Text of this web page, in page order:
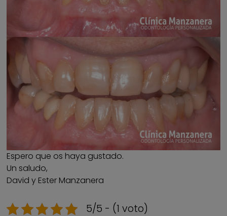
Espero que os haya gustado.
Un saludo,
David y Ester Manzanera
5/5 - (1 voto)